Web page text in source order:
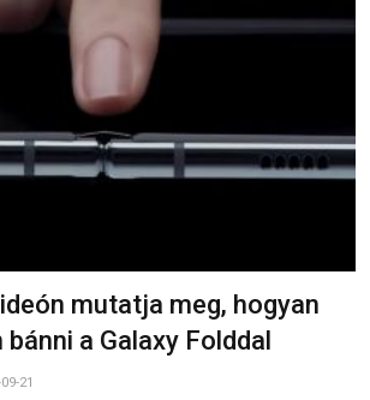
mutatja meg, hogyan
a Galaxy Folddal
21